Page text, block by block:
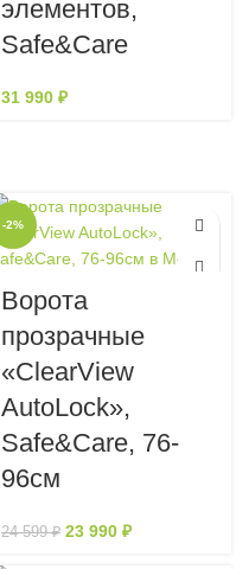
элементов,
Safe&Care
31 990 ₽
-2%
Ворота
прозрачные
«ClearView
AutoLock»,
Safe&Care, 76-
96см
24 599₽ 23 990 ₽